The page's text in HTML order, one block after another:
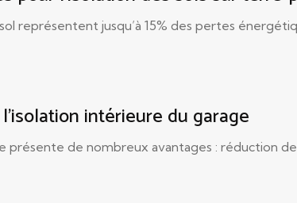
représentent jusqu’à 15% des pertes
intérieure du garage
présente de nombreux avantages : réduction